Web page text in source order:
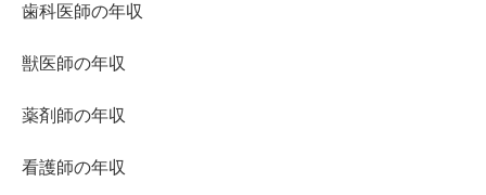
歯科医師の年収
獣医師の年収
薬剤師の年収
看護師の年収